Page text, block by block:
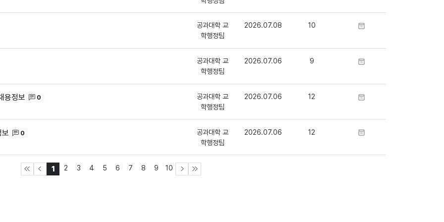
공과대학 교
학행정팀
2026.07.08 10
공과대학 교
학행정팀
2026.07.06 9
용정보 0
공과대학 교
학행정팀
2026.07.06 12
0
공과대학 교
학행정팀
2026.07.06 12
1 2 3 4 5 6 7 8 9 10